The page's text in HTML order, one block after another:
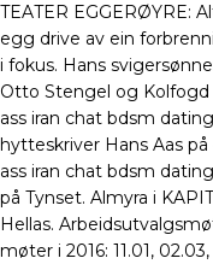
TEATER EGGERØYRE:
egg drive av ein
i fokus. Hans
Otto Stengel og
ass iran chat bdsm
hytteskriver Hans Aas
ass iran chat bdsm
på Tynset. Almyra i
Hellas.
møter i 2016: 11.01,